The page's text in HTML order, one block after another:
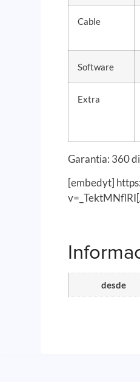
Cable
Software
Extra
Garantia: 360
[embedyt]
desde